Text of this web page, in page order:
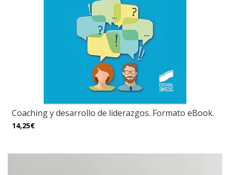
Coaching y desarrollo de liderazgos. Formato eBook.
14,25€